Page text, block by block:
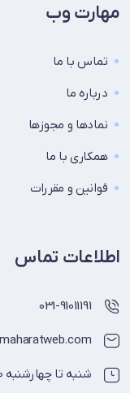
مهارت وب
تماس با ما
درباره ما
نماد‌ها و مجوزها
همکاری با ما
قوانین و مقررات
اطلاعات تماس
031-91011191
شنبه تا چهارشنبه 8:00 الی 17:00 - پنجشنبه 8:00 الی 13:00